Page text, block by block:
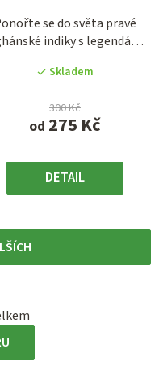
se do světa pravé
indiky s legendární
Skladem
od 275 Kč
300 Kč
DETAIL
3,8
z
hvězdiček.